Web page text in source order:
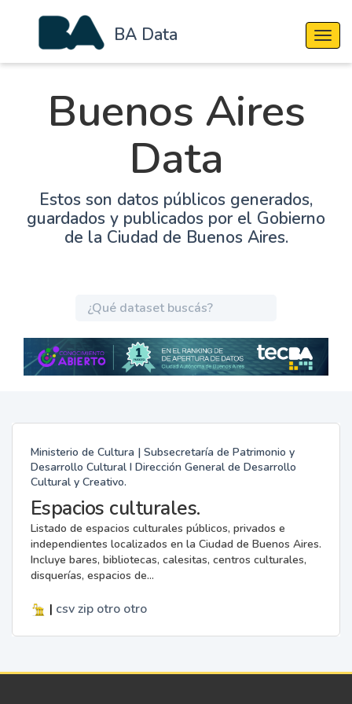
BA Data
Buenos Aires
Data
Estos son datos públicos generados,
guardados y publicados por el Gobierno
de la Ciudad de Buenos Aires.
Ministerio de Cultura | Subsecretaría de Patrimonio y
Desarrollo Cultural I Dirección General de Desarrollo
Cultural y Creativo.
Espacios culturales.
Listado de espacios culturales públicos, privados e
independientes localizados en la Ciudad de Buenos Aires.
Incluye bares, bibliotecas, calesitas, centros culturales,
disquerías, espacios de...
| csv zip otro otro